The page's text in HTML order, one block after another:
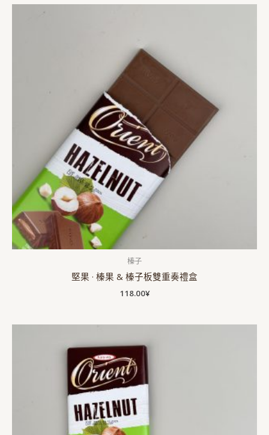
榛子
堅果 · 榛果 & 榛子板雙重奏禮盒
118.00¥